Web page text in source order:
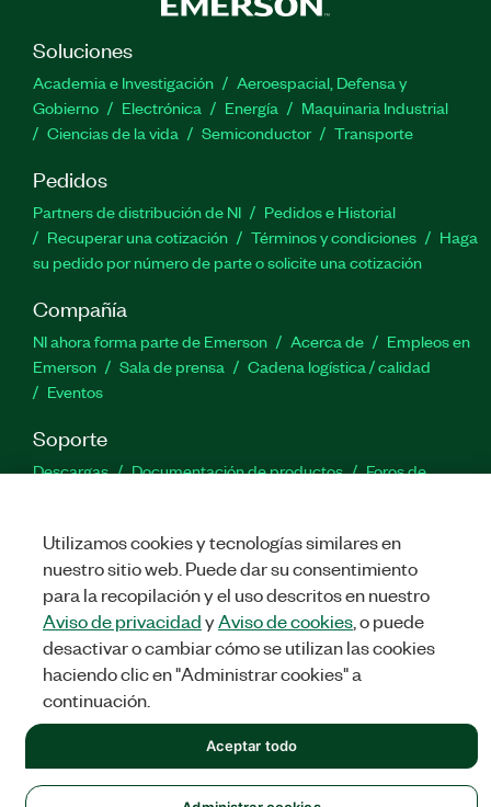
Soluciones
Academia e Investigación
Aeroespacial, Defensa y
Gobierno
Electrónica Energía
Maquinaria Industrial
Ciencias de la vida
Semiconductor Transporte
Pedidos
Partners de distribución de NI
Pedidos e Historial
Recuperar una cotización
Términos y condiciones
Haga
su pedido por número de parte o solicite una cotización
Compañía
NI ahora forma parte de Emerson Acerca de
Empleos en
Emerson
Sala de prensa
Cadena logística / calidad
Eventos
Soporte
Descargas Documentación de productos
Foros de
©NATIONAL INSTRUMENTS CORP. TODOS LOS DERECHOS
RESERVADOS.
Utilizamos cookies y tecnologías similares en
nuestro sitio web. Puede dar su consentimiento
para la recopilación y el uso descritos en nuestro
Aviso de privacidadyAviso de cookies, o puede
desactivar o cambiar cómo se utilizan las cookies
haciendo clic en "Administrar cookies" a
continuación.
Aceptar todo